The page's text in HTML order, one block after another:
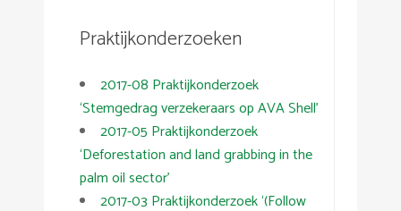
Praktijkonderzoeken
2017-08 Praktijkonderzoek
‘Stemgedrag verzekeraars op AVA Shell’
2017-05 Praktijkonderzoek
‘Deforestation and land grabbing in the
palm oil sector’
2017-03 Praktijkonderzoek ‘(Follow